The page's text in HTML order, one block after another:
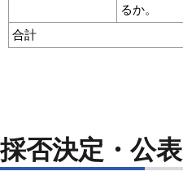
るか。
合計
採否決定・公表